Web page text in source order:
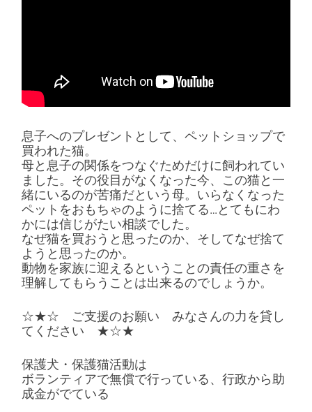
息子へのプレゼントとして、ペットショップで
買われた猫。
母と息子の関係をつなぐためだけに飼われてい
ました。その役目がなくなった今、この猫と一
緒にいるのが苦痛だという母。いらなくなった
ペットをおもちゃのように捨てる…とてもにわ
かには信じがたい相談でした。
なぜ猫を買おうと思ったのか、そしてなぜ捨て
ようと思ったのか。
動物を家族に迎えるということの責任の重さを
理解してもらうことは出来るのでしょうか。
☆★☆ ご支援のお願い みなさんの力を貸し
てください ★☆★
保護犬・保護猫活動は
ボランティアで無償で行っている、行政から助
成金がでている